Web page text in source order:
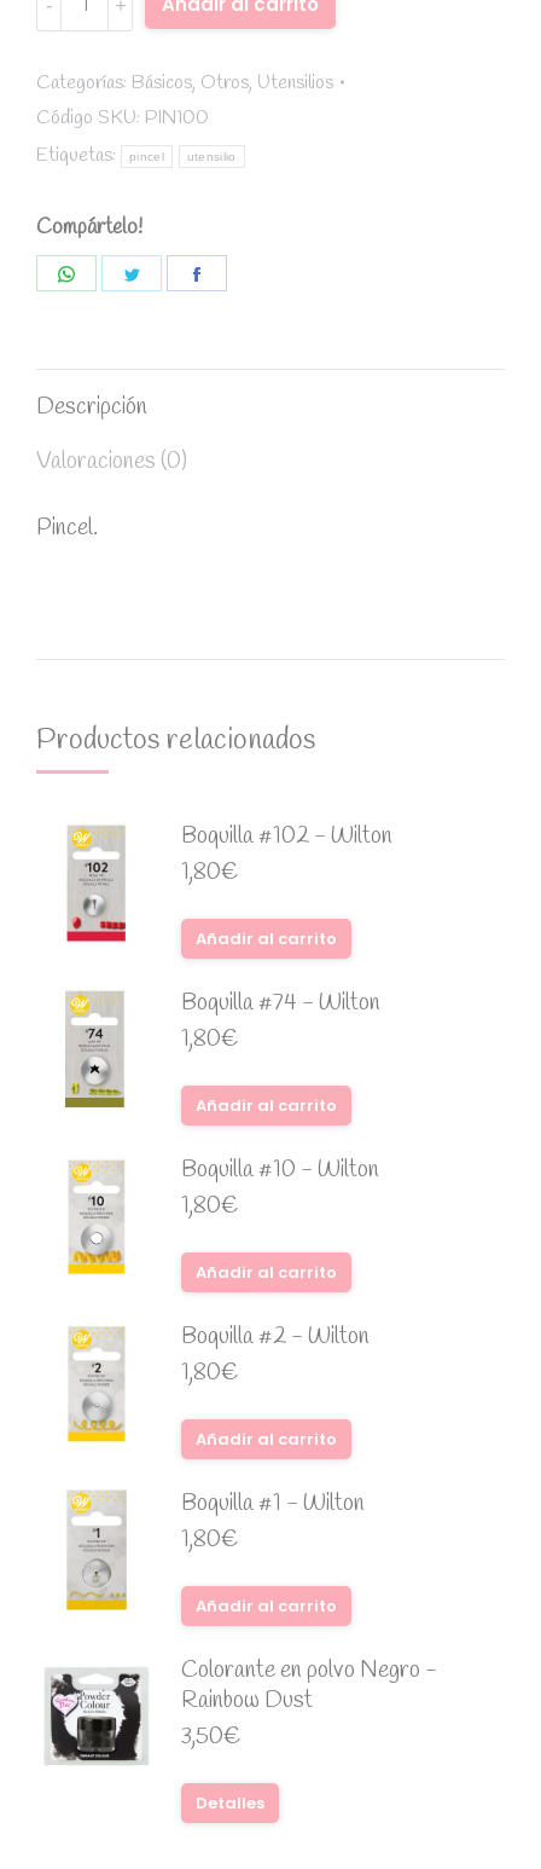
(1
quantity
Categorías: Básicos, Otros, Utensilios
Código SKU: PIN100
Etiquetas:
pincel utensilio
Compártelo!
Descripción
Valoraciones (0)
Pincel.
Productos relacionados
Boquilla #102 - Wilton
1,80€
Añadir al carrito
Boquilla #74 - Wilton
1,80€
Añadir al carrito
Boquilla #10 - Wilton
1,80€
Añadir al carrito
Boquilla #2 - Wilton
1,80€
Añadir al carrito
Boquilla #1 - Wilton
1,80€
Añadir al carrito
Colorante en polvo Negro -
Rainbow Dust
3,50€
Detalles